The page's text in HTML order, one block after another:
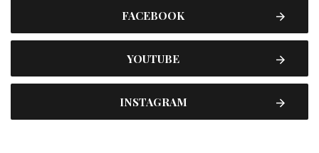
FACEBOOK
YOUTUBE
INSTAGRAM